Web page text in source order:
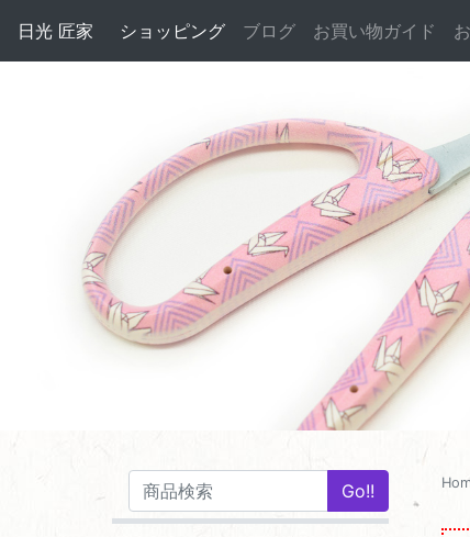
日光 匠家 ショッピング ブログ お買い物ガイド